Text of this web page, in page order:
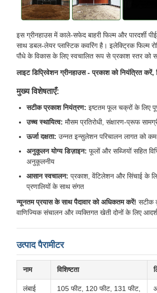
इस ग्रीनहाउस में काले-सफेद बाहरी फिल्म और पारदर्शी
साथ डबल-लेयर प्लास्टिक कवरिंग है। इलेक्ट्रिक फिल्म
पौधे के विकास के लिए स्वचालित रूप से प्रकाश स्तर को
लाइट डिप्रिवेशन ग्रीनहाउस - प्रकाश को नियंत्रित करें,
मुख्य विशेषताएँ:
सटीक प्रकाश नियंत्रण: इष्टतम फूल चक्रों के लिए
उच्च स्थायित्व: मौसम प्रतिरोधी, संक्षारण-प्रूफ
ऊर्जा दक्षता: उन्नत इन्सुलेशन परिचालन लागत को
अनुकूलन योग्य डिज़ाइन: फूलों और सब्जियों सहित
अनुकूलनीय
आसान स्वचालन: प्रकाश, वेंटिलेशन और सिंचाई के
प्रणालियों के साथ संगत
न्यूनतम प्रयास के साथ पैदावार को अधिकतम करें! सटीक
वाणिज्यिक संचालन और व्यक्तिगत खेती दोनों के लिए
उत्पाद पैरामीटर
नाम विशिष्टता
लंबाई 105 फीट, 120 फीट, 131 फीट,